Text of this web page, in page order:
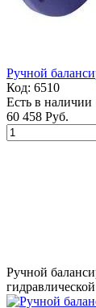
Ручной
Код: 6510
Есть в наличии
60 458 Руб.
Ручной